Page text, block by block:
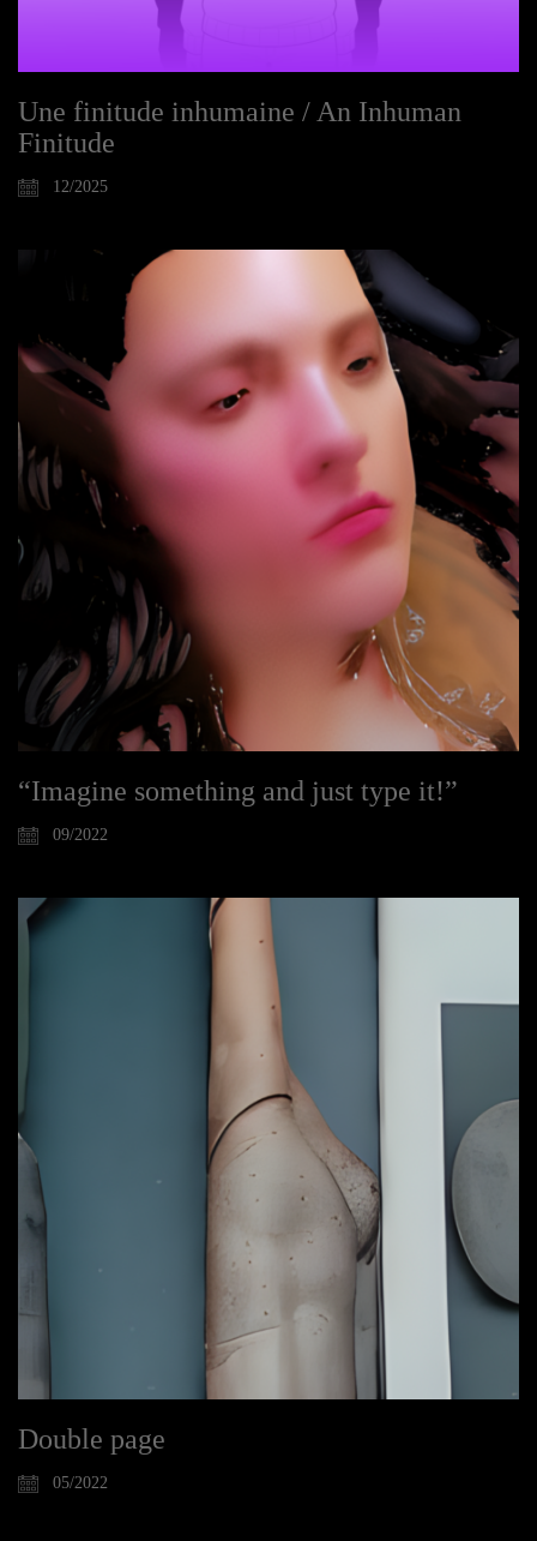
Une finitude inhumaine / An Inhuman
Finitude
12/2025
“Imagine something and just type it!”
09/2022
Double page
05/2022